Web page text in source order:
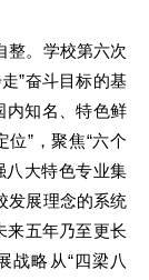
整。学校第六次
”奋斗目标的基
内知名、特色鲜
”，聚焦“六个
八大特色专业集
发展理念的系统
来五年乃至更长
战略从“四梁八